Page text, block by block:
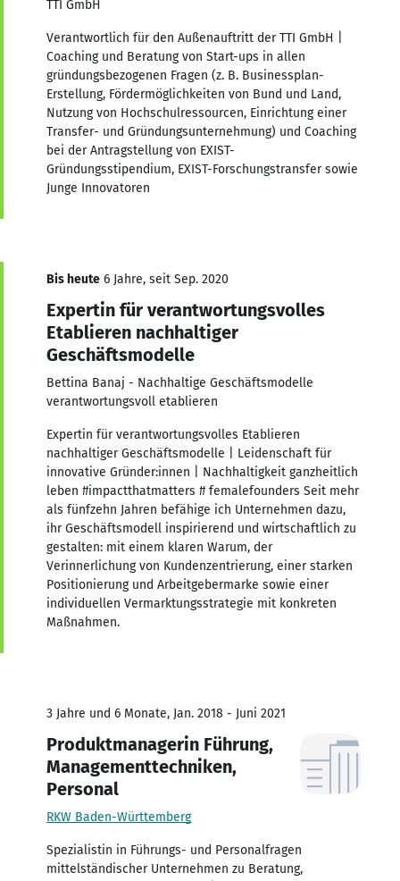
TTI GmbH
Verantwortlich für den Außenauftritt der TTI GmbH |
Coaching und Beratung von Start-ups in allen
gründungsbezogenen Fragen (z. B. Businessplan-
Erstellung, Fördermöglichkeiten von Bund und Land,
Nutzung von Hochschulressourcen, Einrichtung einer
Transfer- und Gründungsunternehmung) und Coaching
bei der Antragstellung von EXIST-
Gründungsstipendium, EXIST-Forschungstransfer sowie
Junge Innovatoren
Bis heute 6 Jahre, seit Sep. 2020
Expertin für verantwortungsvolles
Etablieren nachhaltiger
Geschäftsmodelle
Bettina Banaj - Nachhaltige Geschäftsmodelle
verantwortungsvoll etablieren
Expertin für verantwortungsvolles Etablieren
nachhaltiger Geschäftsmodelle | Leidenschaft für
innovative Gründer:innen | Nachhaltigkeit ganzheitlich
leben #impactthatmatters # femalefounders Seit mehr
als fünfzehn Jahren befähige ich Unternehmen dazu,
ihr Geschäftsmodell inspirierend und wirtschaftlich zu
gestalten: mit einem klaren Warum, der
Verinnerlichung von Kundenzentrierung, einer starken
Positionierung und Arbeitgebermarke sowie einer
individuellen Vermarktungsstrategie mit konkreten
Maßnahmen.
3 Jahre und 6 Monate, Jan. 2018 - Juni 2021
Produktmanagerin Führung,
Managementtechniken,
Personal
RKW Baden-Württemberg
Spezialistin in Führungs- und Personalfragen
mittelständischer Unternehmen zu Beratung,